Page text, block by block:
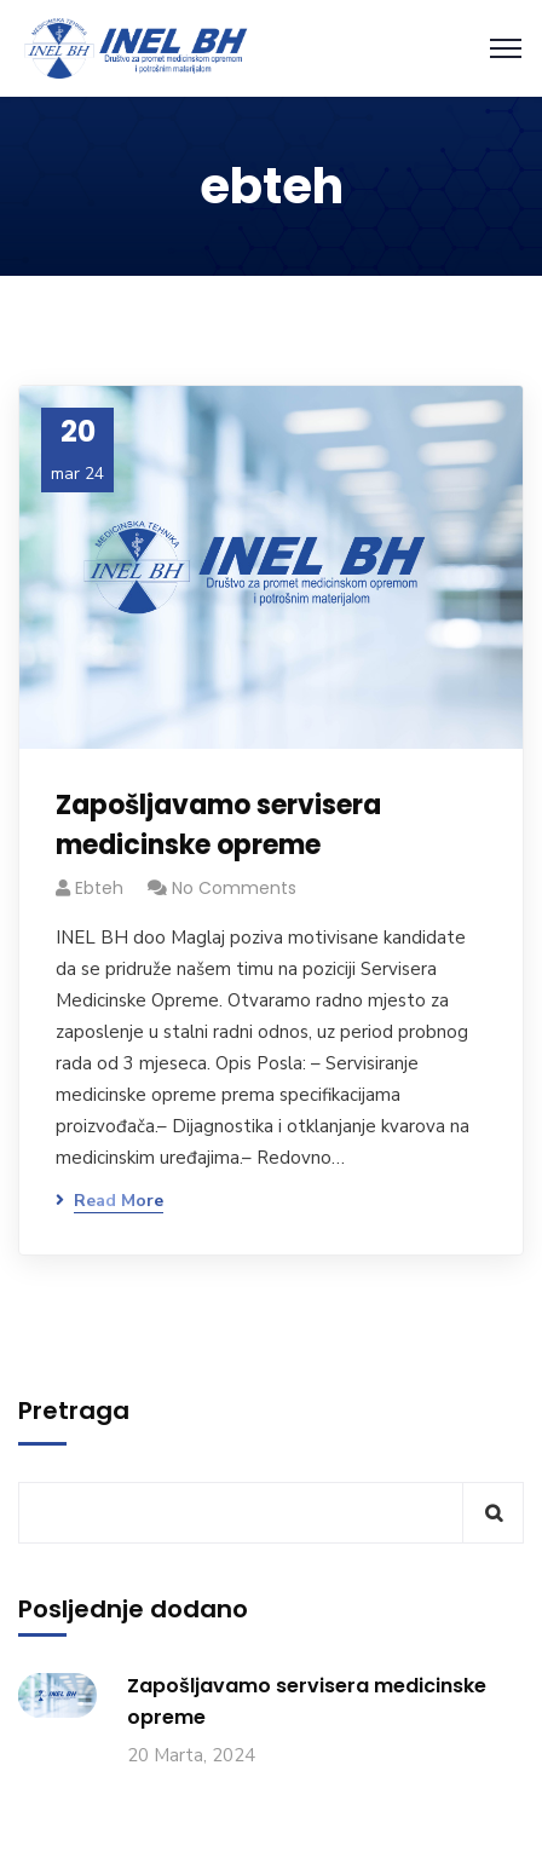
ebteh
20
mar 24
Zapošljavamo servisera
medicinske opreme
Ebteh No Comments
INEL BH doo Maglaj poziva motivisane kandidate
da se pridruže našem timu na poziciji Servisera
Medicinske Opreme. Otvaramo radno mjesto za
zaposlenje u stalni radni odnos, uz period probnog
rada od 3 mjeseca. Opis Posla: – Servisiranje
medicinske opreme prema specifikacijama
proizvođača.– Dijagnostika i otklanjanje kvarova na
medicinskim uređajima.– Redovno…
Read More
Pretraga
Posljednje dodano
Zapošljavamo servisera medicinske
opreme
20 Marta, 2024